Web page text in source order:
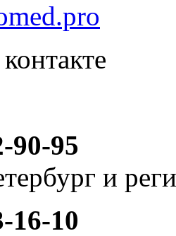
90-95
и
16-10